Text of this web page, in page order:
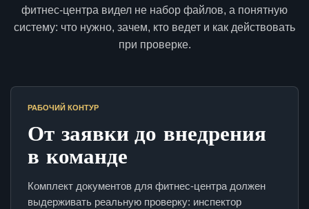
фитнес-центра видел не набор файлов, а понятную
систему: что нужно, зачем, кто ведет и как действовать
при проверке.
РАБОЧИЙ КОНТУР
От заявки до внедрения
в команде
Комплект документов для фитнес-центра должен
выдерживать реальную проверку: инспектор